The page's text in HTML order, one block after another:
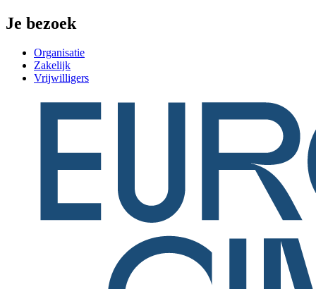
Je bezoek
Organisatie
Zakelijk
Vrijwilligers